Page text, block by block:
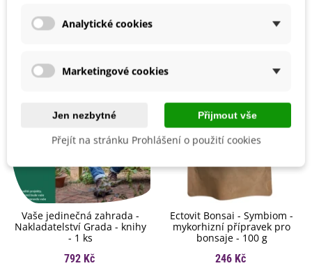
Pokud chceme bambus
substrát z čisté rašeliny. Vždy
bambus nechat
poskytnemenastýlku z listí nebo mulče
. Pokud bambus
kolem 10°C. Zálivkunijak
neomezujeme.
Vaše jedinečná zahrada -
Nakladatelství Grada - knihy
- 1 ks
792 Kč
Ectovit Bonsai - Symbiom -
mykorhizní přípravek pro
bonsaje - 100 g
246 Kč
Analytické cookies
Marketingové cookies
Jen nezbytné Přijmout vše
Přejít na stránku Prohlášení o použití cookies